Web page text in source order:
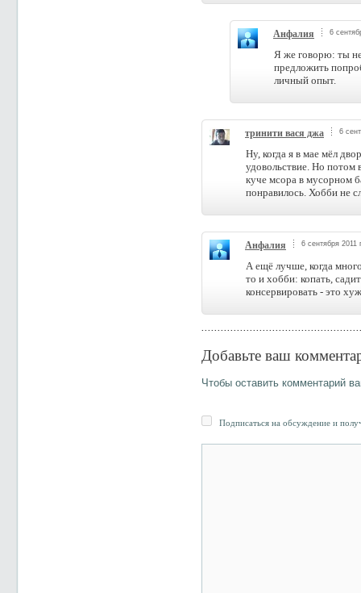
Анфалия 6
Я же говорю: ты
предложить
личный опыт.
тринити вася джа 6
Ну, когда я в мае мёл
удовольствие. Но потом
куче мсора в мусорном
понравилось. Хобби не
Анфалия 6 сентября 2011
А ещё лучше, когда
то и хобби: копать,
консервировать - это
Добавьте ваш
Чтобы оставить комментарий
Подписаться на обсуждение и